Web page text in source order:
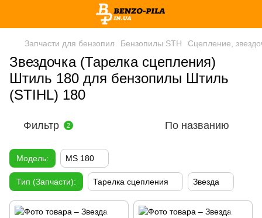
Запчасти для бензопил Бензопилы STH Сцепление,
Звездочка (Тарелка сцепления)
Штиль 180 для бензопилы Штиль
(STIHL) 180
Фильтр 2 По названию
Модель: MS 180
Тип (Запчасти): Тарелка сцепления Звезда